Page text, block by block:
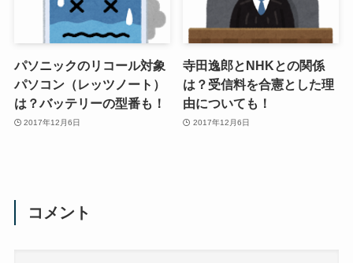
パソニックのリコール対象
パソコン（レッツノート）
は？バッテリーの型番も！
2017年12月6日
寺田逸郎とNHKとの関係
は？受信料を合憲とした理
由についても！
2017年12月6日
コメント